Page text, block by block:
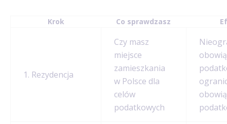
Krok Co sprawdzasz
1. Rezydencja
Czy masz
miejsce
zamieszkania
w Polsce dla
celów
podatkowych